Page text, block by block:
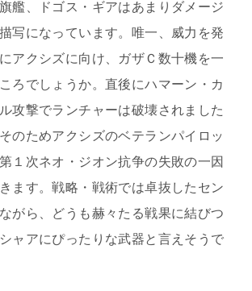
艦、ドゴス・ギアはあまりダメージ
写になっています。唯一、威力を発
アクシズに向け、ガザＣ数十機を一
ろでしょうか。直後にハマーン・カ
攻撃でランチャーは破壊されました
のためアクシズのベテランパイロッ
１次ネオ・ジオン抗争の失敗の一因
ます。戦略・戦術では卓抜したセン
がら、どうも赫々たる戦果に結びつ
ャアにぴったりな武器と言えそうで